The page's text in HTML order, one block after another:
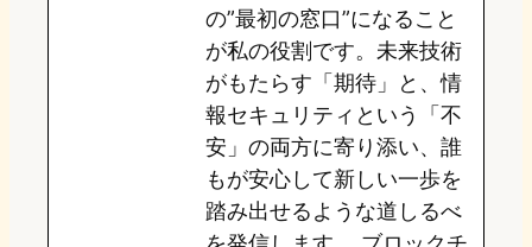
n
k
の”最初の窓口”になること
が私の役割です。未来技術
がもたらす「期待」と、情
報セキュリティという「不
安」の両方に寄り添い、誰
もが安心して新しい一歩を
踏み出せるような道しるべ